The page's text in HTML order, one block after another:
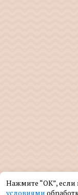
ООО
Нажмите “ОК”, если
условиями